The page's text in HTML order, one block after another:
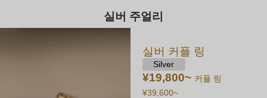
실버 주얼리
실버 커플 링
Silver
¥19,800~ 커플 링
¥39,600~